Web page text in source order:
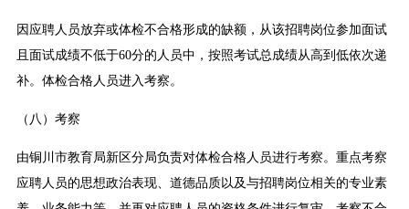
因应聘人员放弃或体检不合格形成的缺额，从该招聘岗位参加面试
且面试成绩不低于60分的人员中，按照考试总成绩从高到低依次递
补。体检合格人员进入考察。
（八）考察
由铜川市教育局新区分局负责对体检合格人员进行考察。重点考察
应聘人员的思想政治表现、道德品质以及与招聘岗位相关的专业素